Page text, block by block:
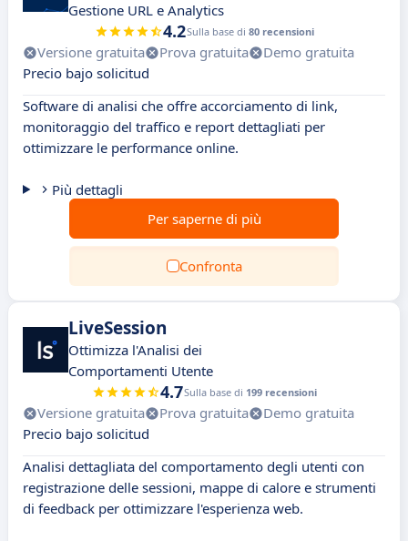
Gestione URL e Analytics
4.2Sulla base di 80 recensioni
Versione gratuita Prova gratuita
Demo gratuita
Precio bajo solicitud
Software di analisi che offre accorciamento di link,
monitoraggio del traffico e report dettagliati per
ottimizzare le performance online.
Più dettagli
Per saperne di più
Confronta
LiveSession
Ottimizza l'Analisi dei
Comportamenti Utente
4.7Sulla base di 199 recensioni
Versione gratuita Prova gratuita
Demo gratuita
Precio bajo solicitud
Analisi dettagliata del comportamento degli utenti con
registrazione delle sessioni, mappe di calore e strumenti
di feedback per ottimizzare l'esperienza web.